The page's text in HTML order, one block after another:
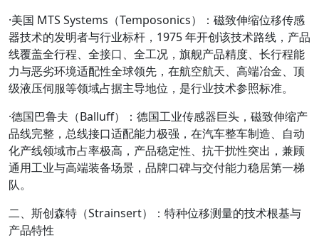
·美国 MTS Systems（Temposonics）
：磁致伸缩位移传感
器技术的发明者与行业标杆，1975 年开创该技术路线，产品
线覆盖全行程、全接口、全工况，旗舰产品精度、长行程能
力与恶劣环境适配性全球领先，在航空航天、高端冶金、顶
级液压伺服等领域占据主导地位，是行业技术参照标准。
·德国巴鲁夫（Balluff）
：德国工业传感器巨头，磁致伸缩产
品线完整，总线接口适配能力极强，在汽车整车制造、自动
化产线领域市占率极高，产品稳定性、抗干扰性突出，兼顾
通用工业与高端装备场景，品牌口碑与交付能力稳居第一梯
队。
二、斯创森特（Strainsert）：特种位移测量的技术根基与
产品特性